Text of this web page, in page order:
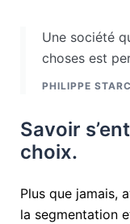
Une société
choses est
PHILIPPE
Savoir
choix.
Plus que jamais,
la segmentation